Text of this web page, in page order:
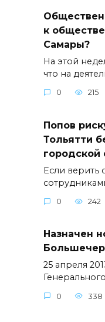
к
Самары?
На этой
что на
0 215
Попов
Тольятти
городской
Если верить
0 242
Назначен
25 апреля
0 338